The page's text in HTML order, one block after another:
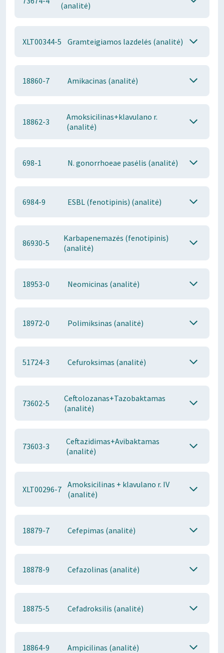
(analitė)
XLT00344-5 Gramteigiamos lazdelės (analitė)
18860-7 Amikacinas (analitė)
18862-3
Amoksicilinas+klavulano r.
(analitė)
698-1 N. gonorrhoeae pasėlis (analitė)
6984-9 ESBL (fenotipinis) (analitė)
86930-5
Karbapenemazės (fenotipinis)
(analitė)
18953-0 Neomicinas (analitė)
18972-0 Polimiksinas (analitė)
51724-3 Cefuroksimas (analitė)
73602-5
Ceftolozanas+Tazobaktamas
(analitė)
73603-3
Ceftazidimas+Avibaktamas
(analitė)
XLT00296-7 Amoksicilinas + klavulano r. IV
(analitė)
18879-7 Cefepimas (analitė)
18878-9 Cefazolinas (analitė)
18875-5 Cefadroksilis (analitė)
18864-9 Ampicilinas (analitė)